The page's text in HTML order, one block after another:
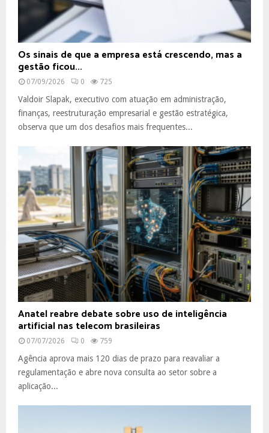
Os sinais de que a empresa está crescendo, mas a
gestão ficou...
07/09/2026 0 725
Valdoir Slapak, executivo com atuação em administração,
finanças, reestruturação empresarial e gestão estratégica,
observa que um dos desafios mais frequentes...
Anatel reabre debate sobre uso de inteligência
artificial nas telecom brasileiras
07/07/2026 0 759
Agência aprova mais 120 dias de prazo para reavaliar a
regulamentação e abre nova consulta ao setor sobre a
aplicação...